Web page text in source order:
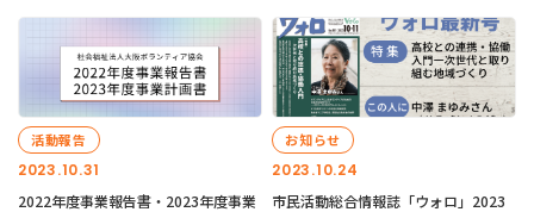
2023.10.31
活動報告
2022年度事業報告書・2023年度事業
2023.10.24
お知らせ
市民活動総合情報誌「ウォロ」2023